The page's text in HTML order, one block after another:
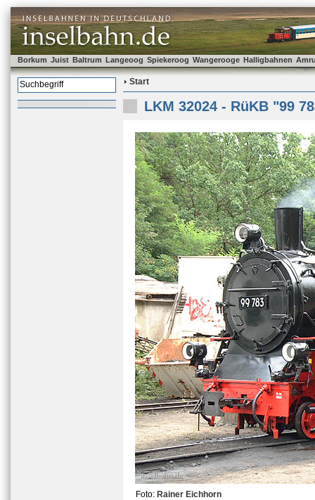
Borkum Juist Baltrum Langeoog Spiekeroog Wangerooge Halligbahnen
Start
LKM 32024 - RüKB "99
Foto: Rainer Eichhorn